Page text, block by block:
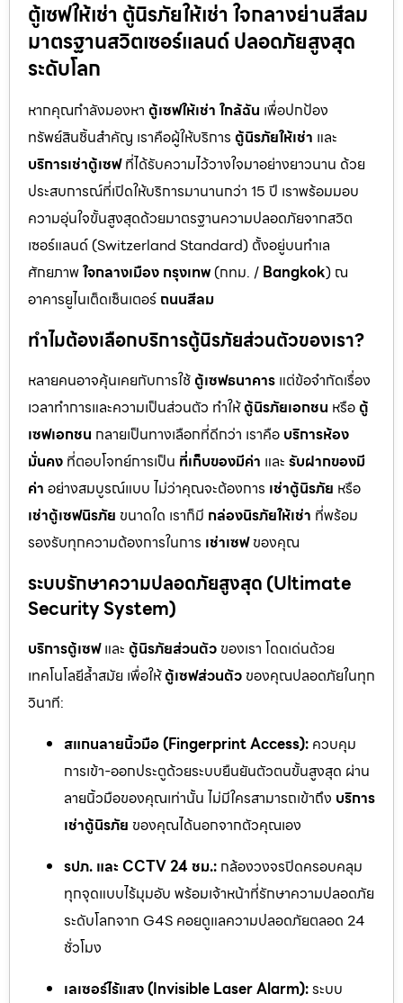
ตู้เซฟให้เช่า ตู้นิรภัยให้เช่า ใจกลางย่านสีลม
มาตรฐานสวิตเซอร์แลนด์ ปลอดภัยสูงสุด
ระดับโลก
หากคุณกำลังมองหา ตู้เซฟให้เช่า ใกล้ฉัน เพื่อปกป้อง
ทรัพย์สินชิ้นสำคัญ เราคือผู้ให้บริการ ตู้นิรภัยให้เช่า และ
บริการเช่าตู้เซฟที่ได้รับความไว้วางใจมาอย่างยาวนาน ด้วย
ประสบการณ์ที่เปิดให้บริการมานานกว่า 15 ปี เราพร้อมมอบ
ความอุ่นใจขั้นสูงสุดด้วยมาตรฐานความปลอดภัยจากสวิต
เซอร์แลนด์ (Switzerland Standard) ตั้งอยู่บนทำเล
ศักยภาพใจกลางเมือง กรุงเทพ(กทม. / Bangkok) ณ
อาคารยูไนเต็ดเซ็นเตอร์ ถนนสีลม
ทำไมต้องเลือกบริการตู้นิรภัยส่วนตัวของเรา?
หลายคนอาจคุ้นเคยกับการใช้ ตู้เซฟธนาคาร แต่ข้อจำกัดเรื่อง
เวลาทำการและความเป็นส่วนตัว ทำให้ตู้นิรภัยเอกชน หรือ ตู้
เซฟเอกชน กลายเป็นทางเลือกที่ดีกว่า เราคือ บริการห้อง
มั่นคง ที่ตอบโจทย์การเป็น ที่เก็บของมีค่า และ รับฝากของมี
ค่า อย่างสมบูรณ์แบบ ไม่ว่าคุณจะต้องการ เช่าตู้นิรภัย หรือ
เช่าตู้เซฟนิรภัย ขนาดใด เราก็มี กล่องนิรภัยให้เช่า ที่พร้อม
รองรับทุกความต้องการในการ เช่าเซฟของคุณ
ระบบรักษาความปลอดภัยสูงสุด (Ultimate
Security System)
บริการตู้เซฟและ ตู้นิรภัยส่วนตัว ของเรา โดดเด่นด้วย
เทคโนโลยีล้ำสมัย เพื่อให้ตู้เซฟส่วนตัว ของคุณปลอดภัยในทุก
วินาที:
สแกนลายนิ้วมือ (Fingerprint Access): ควบคุม
การเข้า-ออกประตูด้วยระบบยืนยันตัวตนขั้นสูงสุด ผ่าน
ลายนิ้วมือของคุณเท่านั้น ไม่มีใครสามารถเข้าถึง บริการ
เช่าตู้นิรภัย ของคุณได้นอกจากตัวคุณเอง
รปภ. และ CCTV 24 ชม.: กล้องวงจรปิดครอบคลุม
ทุกจุดแบบไร้มุมอับ พร้อมเจ้าหน้าที่รักษาความปลอดภัย
ระดับโลกจาก G4S คอยดูแลความปลอดภัยตลอด 24
ชั่วโมง
เลเซอร์ไร้แสง (Invisible Laser Alarm):ระบบ